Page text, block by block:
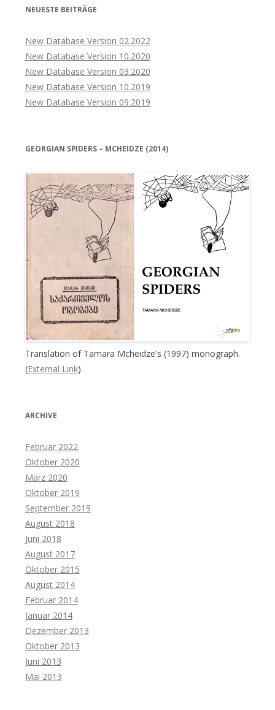
NEUESTE BEITRÄGE
New Database Version 02.2022
New Database Version 10.2020
New Database Version 03.2020
New Database Version 10.2019
New Database Version 09.2019
GEORGIAN SPIDERS – MCHEIDZE (2014)
Translation of Tamara Mcheidze's (1997) monograph.
(External Link).
ARCHIVE
Februar 2022
Oktober 2020
März 2020
Oktober 2019
September 2019
August 2018
Juni 2018
August 2017
Oktober 2015
August 2014
Februar 2014
Januar 2014
Dezember 2013
Oktober 2013
Juni 2013
Mai 2013